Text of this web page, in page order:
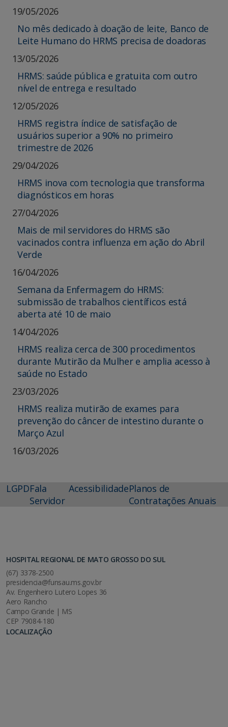
19/05/2026
No mês dedicado à doação de leite, Banco de
Leite Humano do HRMS precisa de doadoras
13/05/2026
HRMS: saúde pública e gratuita com outro
nível de entrega e resultado
12/05/2026
HRMS registra índice de satisfação de
usuários superior a 90% no primeiro
trimestre de 2026
29/04/2026
HRMS inova com tecnologia que transforma
diagnósticos em horas
27/04/2026
Mais de mil servidores do HRMS são
vacinados contra influenza em ação do Abril
Verde
16/04/2026
Semana da Enfermagem do HRMS:
submissão de trabalhos científicos está
aberta até 10 de maio
14/04/2026
HRMS realiza cerca de 300 procedimentos
durante Mutirão da Mulher e amplia acesso à
saúde no Estado
23/03/2026
HRMS realiza mutirão de exames para
prevenção do câncer de intestino durante o
Março Azul
16/03/2026
LGPDFala
Servidor
AcessibilidadePlanos de
Contratações Anuais
HOSPITAL REGIONAL DE MATO GROSSO DO SUL
(67) 3378-2500
presidencia@funsau.ms.gov.br
Av. Engenheiro Lutero Lopes 36
Aero Rancho
Campo Grande | MS
CEP 79084-180
LOCALIZAÇÃO